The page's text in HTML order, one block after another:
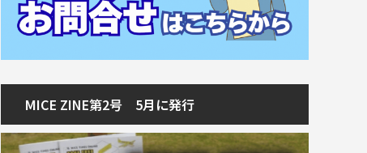
MICE ZINE第2号 5月に発行